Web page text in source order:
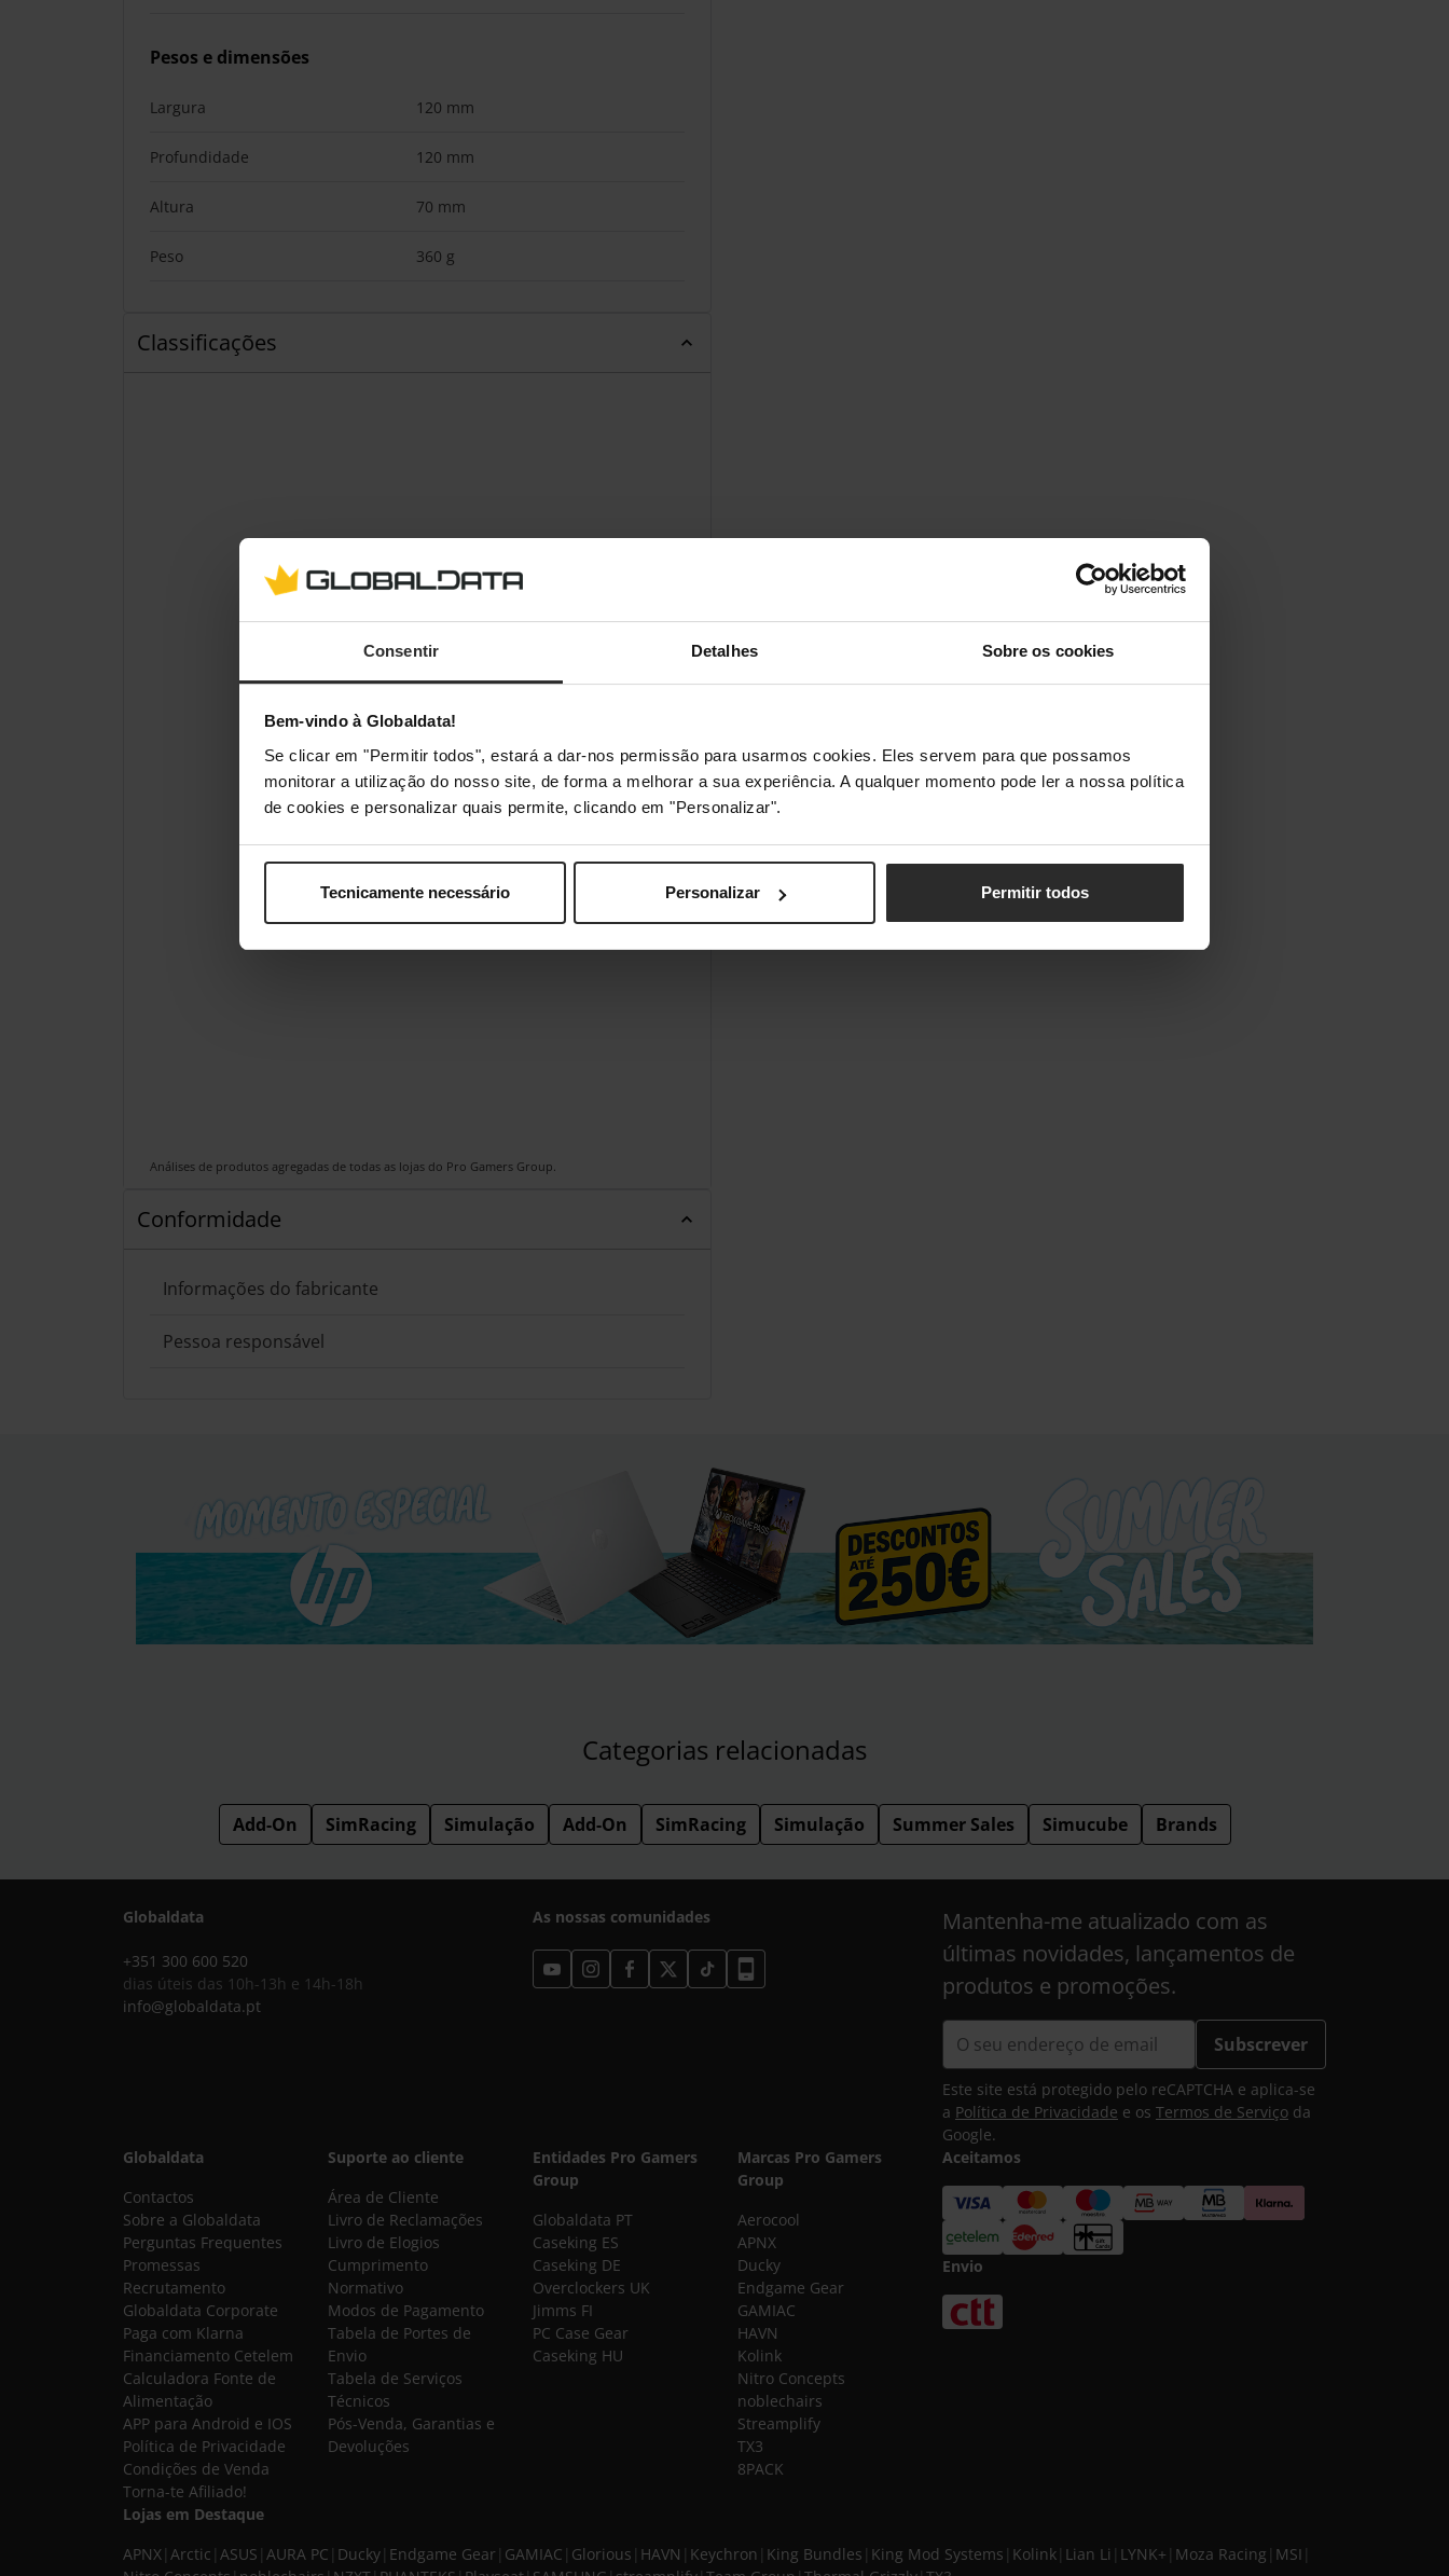
Consentir Detalhes Sobre os cookies
Bem-vindo à Globaldata!
Se clicar em "Permitir todos", estará a dar-nos permissão para usarmos cookies. Eles servem para que possamos
monitorar a utilização do nosso site, de forma a melhorar a sua experiência. A qualquer momento pode ler a nossa política
de cookies e personalizar quais permite, clicando em "Personalizar".
Tecnicamente necessário Personalizar Permitir todos
Pesos e dimensões
Largura 120 mm
Profundidade 120 mm
Altura 70 mm
Peso 360 g
Classificações
Análises de produtos agregadas de todas as lojas do Pro Gamers Group.
Conformidade
Informações do fabricante
Pessoa responsável
Categorias relacionadas
Add-On SimRacing Simulação Add-On SimRacing Simulação Summer Sales Simucube Brands
Globaldata
+351 300 600 520
dias úteis das 10h-13h e 14h-18h
info@globaldata.pt
As nossas comunidades
Mantenha-me atualizado com as
últimas novidades, lançamentos de
produtos e promoções.
Subscrever
Este site está protegido pelo reCAPTCHA e aplica-se
a Política de Privacidade e os Termos de Serviço da
Google.
Globaldata
Contactos
Sobre a Globaldata
Perguntas Frequentes
Promessas
Recrutamento
Globaldata Corporate
Paga com Klarna
Financiamento Cetelem
Calculadora Fonte de
Alimentação
APP para Android e IOS
Política de Privacidade
Condições de Venda
Torna-te Afiliado!
Suporte ao cliente
Área de Cliente
Livro de Reclamações
Livro de Elogios
Cumprimento
Normativo
Modos de Pagamento
Tabela de Portes de
Envio
Tabela de Serviços
Técnicos
Pós-Venda, Garantias e
Devoluções
Entidades Pro Gamers
Group
Globaldata PT
Caseking ES
Caseking DE
Overclockers UK
Jimms FI
PC Case Gear
Caseking HU
Marcas Pro Gamers
Group
Aerocool
APNX
Ducky
Endgame Gear
GAMIAC
HAVN
Kolink
Nitro Concepts
noblechairs
Streamplify
TX3
8PACK
Aceitamos
Envio
Lojas em Destaque
APNX Arctic ASUS AURA PC Ducky Endgame Gear GAMIAC Glorious HAVN Keychron King Bundles King Mod Systems Kolink Lian Li LYNK+ Moza Racing MSI